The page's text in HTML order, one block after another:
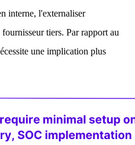
interne, l'externaliser
tiers. Par rapport au
une implication plus